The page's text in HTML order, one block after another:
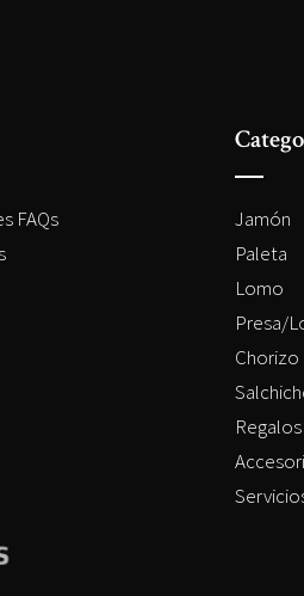
FAQs
Jamón
Paleta
Lomo
Presa/
Chorizo
Regalos